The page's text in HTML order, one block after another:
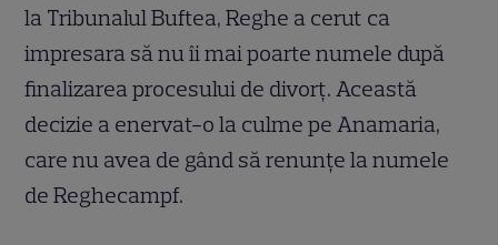
la Tribunalul Buftea, Reghe a cerut ca
impresara să nu îi mai poarte numele după
finalizarea procesului de divorț. Această
decizie a enervat-o la culme pe Anamaria,
care nu avea de gând să renunțe la numele
de Reghecampf.